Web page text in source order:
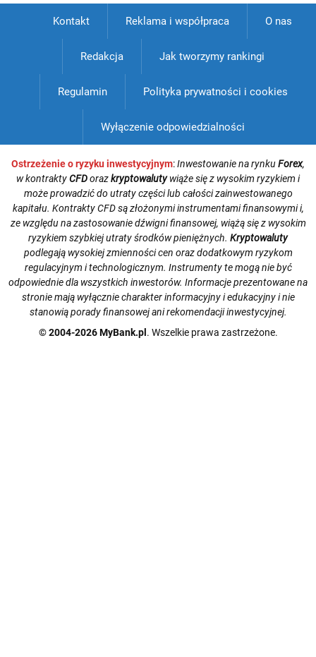
Kontakt Reklama i współpraca O nas
Redakcja Jak tworzymy rankingi
Regulamin Polityka prywatności i cookies
Wyłączenie odpowiedzialności
Ostrzeżenie o ryzyku inwestycyjnym:Inwestowanie na rynkuForex,
w kontraktyCFDorazkryptowalutywiąże się z wysokim ryzykiem i
może prowadzić do utraty części lub całości zainwestowanego
kapitału. Kontrakty CFD są złożonymi instrumentami finansowymi i,
ze względu na zastosowanie dźwigni finansowej, wiążą się z wysokim
ryzykiem szybkiej utraty środków pieniężnych. Kryptowaluty
podlegają wysokiej zmienności cen oraz dodatkowym ryzykom
regulacyjnym i technologicznym. Instrumenty te mogą nie być
odpowiednie dla wszystkich inwestorów. Informacje prezentowane na
stronie mają wyłącznie charakter informacyjny i edukacyjny i nie
stanowią porady finansowej ani rekomendacji inwestycyjnej.
© 2004-2026 MyBank.pl . Wszelkie prawa zastrzeżone.